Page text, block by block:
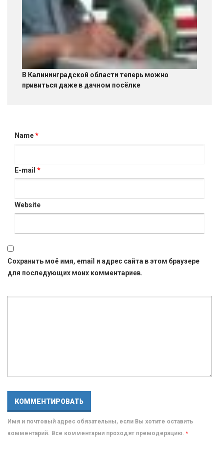
В Калининградской области теперь можно
привиться даже в дачном посёлке
Name*
E-mail *
Website
Сохранить моё имя, email и адрес сайта в этом браузере
для последующих моих комментариев.
Имя и почтовый адрес обязательны, если Вы хотите оставить
комментарий. Все комментарии проходят премодерацию. *